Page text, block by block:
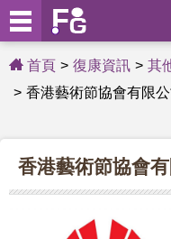
首頁 復康資訊
其
香港藝術節協會有限公
香港藝術節協會有